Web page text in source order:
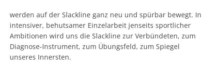
werden auf der Slackline ganz neu und spürbar bewegt. In
intensiver, behutsamer Einzelarbeit jenseits sportlicher
Ambitionen wird uns die Slackline zur Verbündeten, zum
Diagnose-Instrument, zum Übungsfeld, zum Spiegel
unseres Innersten.